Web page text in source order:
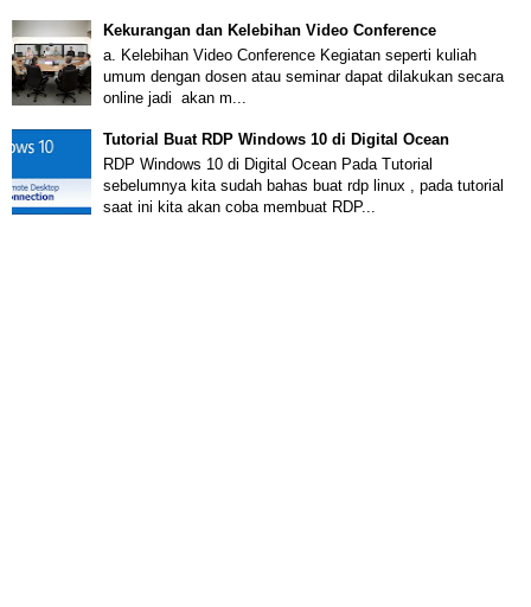
Kekurangan dan Kelebihan Video Conference
a. Kelebihan Video Conference Kegiatan seperti kuliah
umum dengan dosen atau seminar dapat dilakukan secara
online jadi akan m...
Tutorial Buat RDP Windows 10 di Digital Ocean
RDP Windows 10 di Digital Ocean Pada Tutorial
sebelumnya kita sudah bahas buat rdp linux , pada tutorial
saat ini kita akan coba membuat RDP...